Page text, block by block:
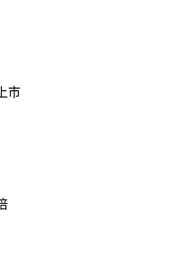
交易確認頁面所載為準。
哥付你分期系統評分，恕無
於每月結算日後寄送繳費提
／台灣大直營門市／銀行轉
下簡稱本公司）所提供，讓
並由商店將買賣／分期付款
單繳交帳款。
係目的，商店將以您的個人
大進項蒐集、處理及利用，
。
跳轉至「AFTEE先享後付」
成結帳。
的連結，可透過四大超商／
交易完成。
為有效，需透過AFTEE先享
帳頁面顯示為準，若有關於
市